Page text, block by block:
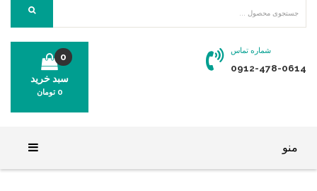
شماره تماس
0912-478-0614
سبد خرید
0
0 تومان
منو